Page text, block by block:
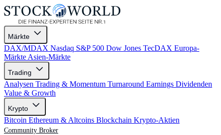
Märkte
DAX/MDAX Nasdaq S&P 500 Dow Jones TecDAX Europa-
Märkte Asien-Märkte
Trading
Analysen Trading & Momentum Turnaround Earnings Dividenden
Value & Growth
Krypto
Bitcoin Ethereum & Altcoins Blockchain Krypto-Aktien
Community Broker